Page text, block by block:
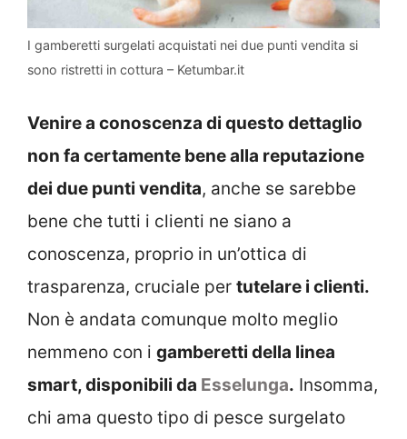
I gamberetti surgelati acquistati nei due punti vendita si
sono ristretti in cottura – Ketumbar.it
Venire a conoscenza di questo dettaglio
non fa certamente bene alla reputazione
dei due punti vendita, anche se sarebbe
bene che tutti i clienti ne siano a
conoscenza, proprio in un’ottica di
trasparenza, cruciale per tutelare i clienti.
Non è andata comunque molto meglio
nemmeno con i gamberetti della linea
smart, disponibili da Esselunga. Insomma,
chi ama questo tipo di pesce surgelato